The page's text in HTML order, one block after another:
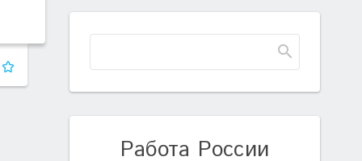
Работа России